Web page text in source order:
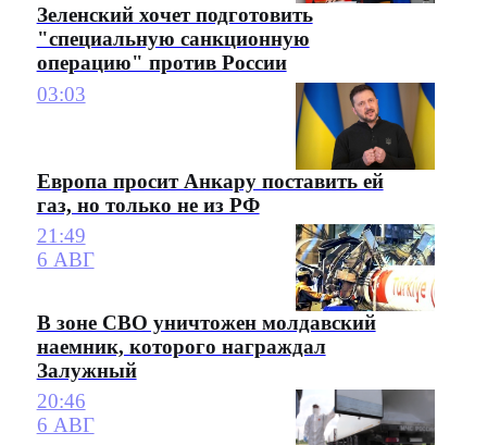
Зеленский хочет подготовить
"специальную санкционную
операцию" против России
03:03
Европа просит Анкару поставить ей
газ, но только не из РФ
21:49
6 АВГ
В зоне СВО уничтожен молдавский
наемник, которого награждал
Залужный
20:46
6 АВГ